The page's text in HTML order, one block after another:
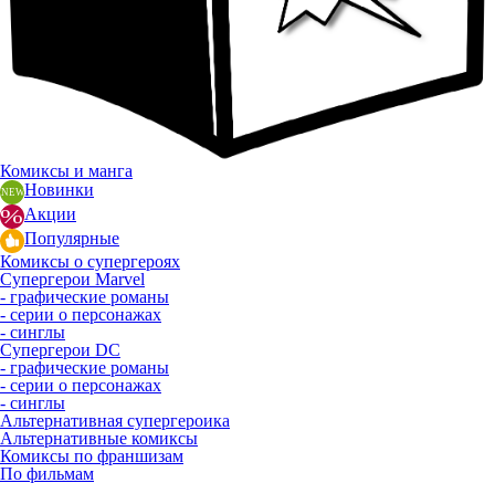
Комиксы и манга
Новинки
Акции
Популярные
Комиксы о супергероях
Супергерои Marvel
- графические романы
- серии о персонажах
- синглы
Супергерои DC
- графические романы
- серии о персонажах
- синглы
Альтернативная супергероика
Альтернативные комиксы
Комиксы по франшизам
По фильмам